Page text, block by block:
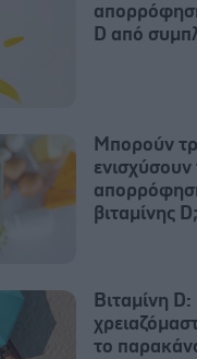
D από
Μπορούν
ενισχύσουν
βιταμίνης D;
Βιταμίνη
το